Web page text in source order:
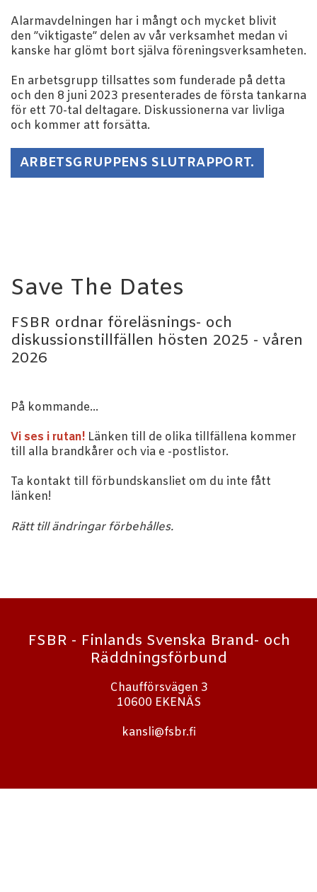
Alarmavdelningen har i mångt och mycket blivit
den ”viktigaste” delen av vår verksamhet medan vi
kanske har glömt bort själva föreningsverksamheten.
En arbetsgrupp tillsattes som funderade på detta
och den 8 juni 2023 presenterades de första tankarna
för ett 70-tal deltagare. Diskussionerna var livliga
och kommer att forsätta.
ARBETSGRUPPENS SLUTRAPPORT.
Save The Dates
FSBR ordnar föreläsnings- och
diskussionstillfällen hösten 2025 - våren
2026
På kommande...
Vi ses i rutan! Länken till de olika tillfällena kommer
till alla brandkårer och via e -postlistor.
Ta kontakt till förbundskansliet om du inte fått
länken!
Rätt till ändringar förbehålles.
FSBR - Finlands Svenska Brand- och
Räddningsförbund
Chaufförsvägen 3
10600 EKENÄS
kansli@fsbr.fi